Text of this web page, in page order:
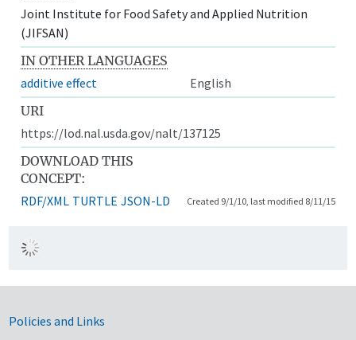
Joint Institute for Food Safety and Applied Nutrition
(JIFSAN)
IN OTHER LANGUAGES
additive effect
English
URI
https://lod.nal.usda.gov/nalt/137125
DOWNLOAD THIS
CONCEPT:
RDF/XML TURTLE JSON-LD Created 9/1/10, last modified 8/11/15
Government Links
Policies and Links